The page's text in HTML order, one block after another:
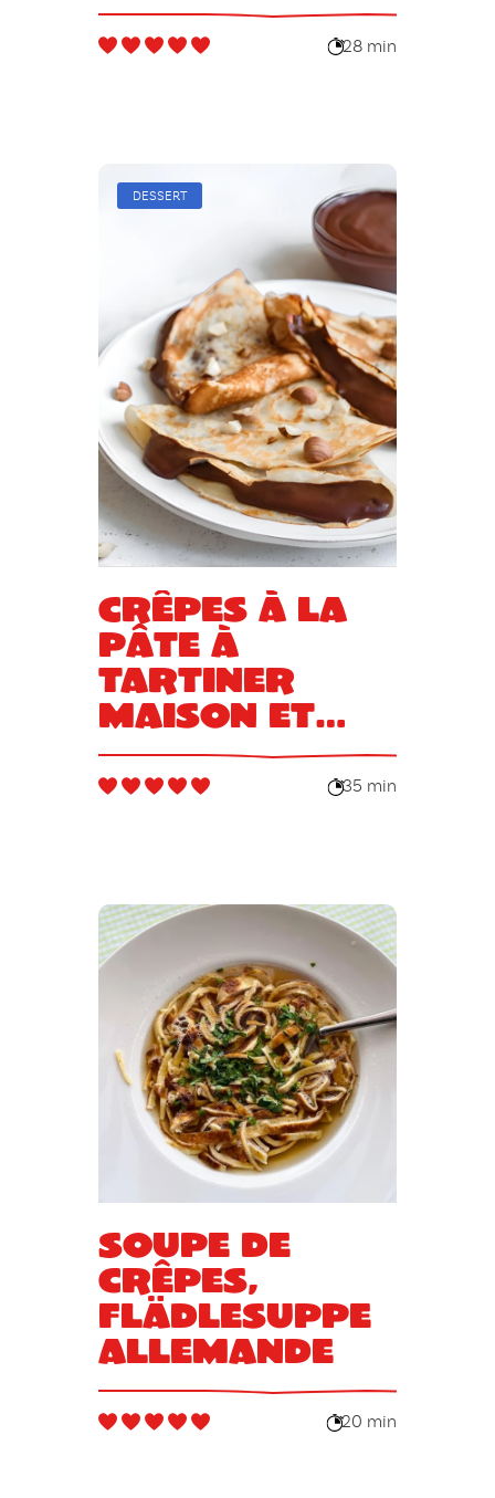
28 min
DESSERT
Crêpes à la
pâte à
tartiner
maison et
noisettes
torréfiées 35 min
Soupe de
crêpes,
flädlesuppe
allemande
20 min